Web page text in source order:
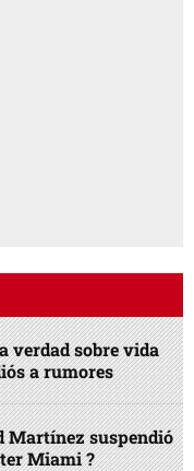
verdad sobre vida
a rumores
Martínez suspendió
Miami ?